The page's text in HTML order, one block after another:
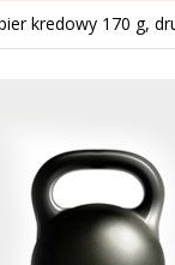
kredowy 170 g,